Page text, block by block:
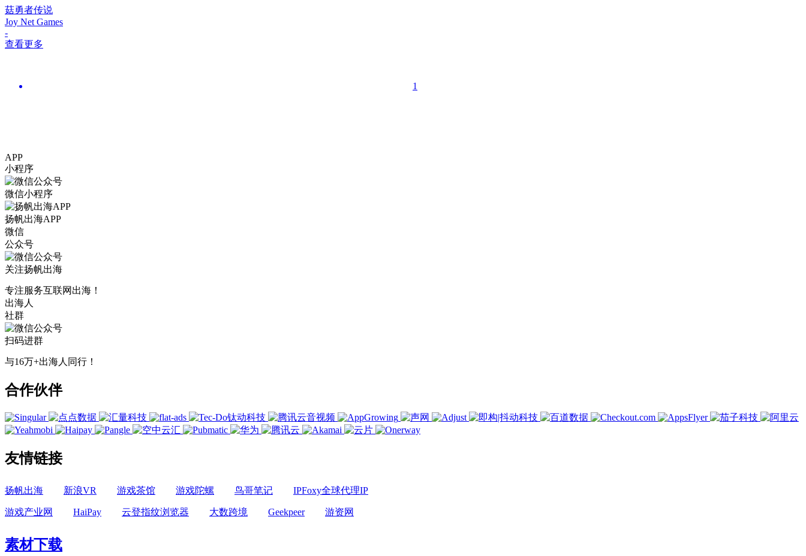
菇勇者传说
Joy Net Games
-
查看更多
1
APP
小程序
微信小程序
扬帆出海APP
微信
公众号
关注扬帆出海
专注服务互联网出海！
出海人
社群
扫码进群
与16万+出海人同行！
合作伙伴
友情链接
扬帆出海 新浪VR 游戏茶馆 游戏陀螺 鸟哥笔记 IPFoxy全球代理IP
游戏产业网 HaiPay 云登指纹浏览器 大数跨境 Geekpeer 游资网
素材下载